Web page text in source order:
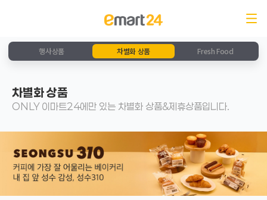
행사상품 차별화 상품 Fresh Food
차별화 상품
ONLY 이마트24에만 있는 차별화 상품&제휴상품입니다.